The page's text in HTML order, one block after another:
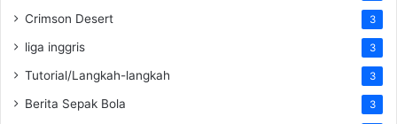
Crimson Desert 3
liga inggris 3
Tutorial/Langkah-langkah 3
Berita Sepak Bola 3